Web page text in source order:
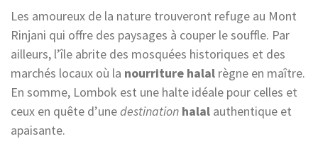
Les amoureux de la nature trouveront refuge au Mont
Rinjani qui offre des paysages à couper le souffle. Par
ailleurs, l’île abrite des mosquées historiques et des
marchés locaux où la nourriture halal règne en maître.
En somme, Lombok est une halte idéale pour celles et
ceux en quête d’unedestination halal authentique et
apaisante.